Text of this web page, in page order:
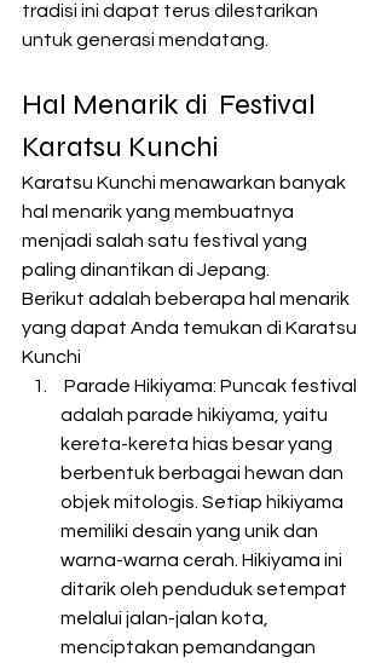
tradisi ini dapat terus dilestarikan
untuk generasi mendatang.
Hal Menarik di  Festival
Karatsu Kunchi
Karatsu Kunchi menawarkan banyak
hal menarik yang membuatnya
menjadi salah satu festival yang
paling dinantikan di Jepang.
Berikut adalah beberapa hal menarik
yang dapat Anda temukan di Karatsu
Kunchi
adalah parade hikiyama, yaitu
kereta-kereta hias besar yang
berbentuk berbagai hewan dan
objek mitologis. Setiap hikiyama
memiliki desain yang unik dan
warna-warna cerah. Hikiyama ini
ditarik oleh penduduk setempat
melalui jalan-jalan kota,
menciptakan pemandangan